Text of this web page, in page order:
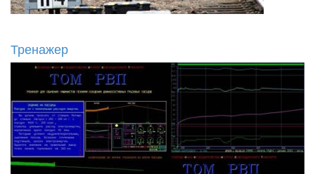
Тренажер